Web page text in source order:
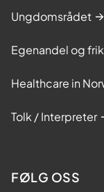
Ungdomsrådet
Egenandel og
Healthcare in
Tolk / Interpreter
FØLG OSS